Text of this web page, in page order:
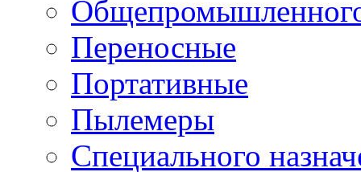
Переносные
Портативные
Пылемеры
Специального